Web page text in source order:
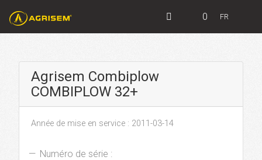
0 FR
Agrisem Combiplow
COMBIPLOW 32+
Année de mise en service : 2011-03-14
Numéro de série :